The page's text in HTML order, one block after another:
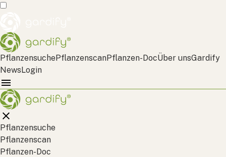
PflanzensuchePflanzenscanPflanzen-DocÜber unsGardify
NewsLogin
Pflanzensuche
Pflanzenscan
Pflanzen-Doc